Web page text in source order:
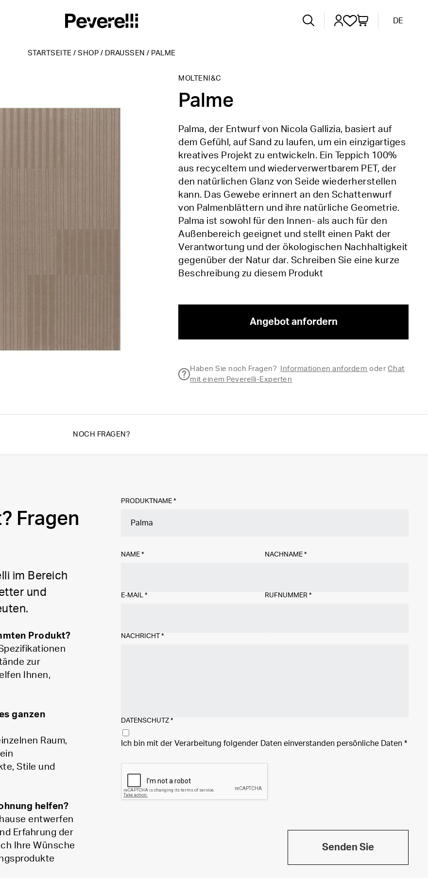
DE
STARTSEITE / SHOP / DRAUSSEN / PALME
MOLTENI&C
Palme
Palma, der Entwurf von Nicola Gallizia, basiert auf
dem Gefühl, auf Sand zu laufen, um ein einzigartiges
kreatives Projekt zu entwickeln. Ein Teppich 100%
aus recyceltem und wiederverwertbarem PET, der
den natürlichen Glanz von Seide wiederherstellen
kann. Das Gewebe erinnert an den Schattenwurf
von Palmenblättern und ihre natürliche Geometrie.
Palma ist sowohl für den Innen- als auch für den
Außenbereich geeignet und stellt einen Pakt der
Verantwortung und der ökologischen Nachhaltigkeit
gegenüber der Natur dar. Schreiben Sie eine kurze
Beschreibung zu diesem Produkt
Angebot anfordern
Haben Sie noch Fragen? Informationen anfordern oder Chat
mit einem Peverelli-Experten
NOCH FRAGEN?
Fragen
im Bereich
und
Produkt?
zur
Ihnen,
ganzen
Raum,
Stile und
helfen?
entwerfen
Erfahrung der
Ihre Wünsche
PRODUKTNAME *
NAME * NACHNAME *
E-MAIL * RUFNUMMER *
NACHRICHT *
DATENSCHUTZ *
Ich bin mit der Verarbeitung folgender Daten einverstanden persönliche Daten *
Senden Sie